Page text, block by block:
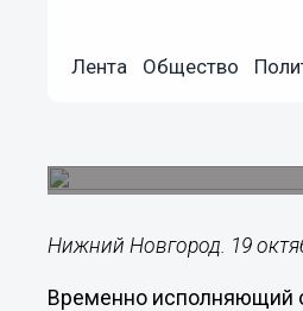
Лента Общество
Глеб Никитин
Нижний Новгород. 19
Временно исполняющий